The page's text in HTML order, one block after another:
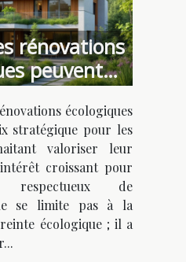
rénovations
peuvent
la valeur
?écologiques
stratégique pour les
valoriser leur
croissant pour
respectueux de
se limite pas à la
écologique ; il a